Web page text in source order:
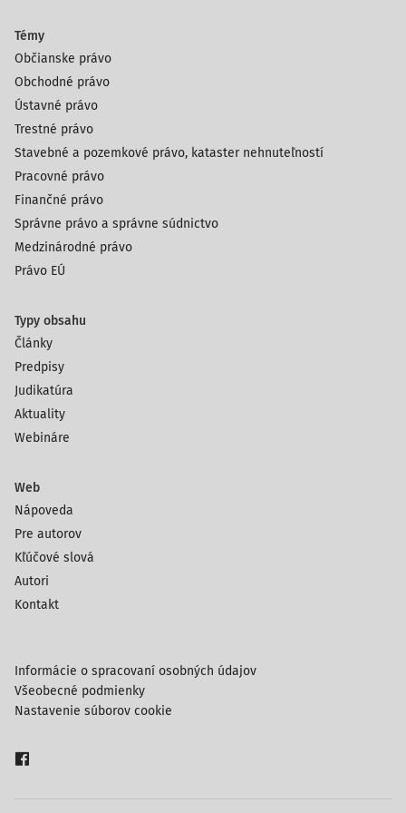
Témy
Občianske právo
Obchodné právo
Ústavné právo
Trestné právo
Stavebné a pozemkové právo, kataster nehnuteľností
Pracovné právo
Finančné právo
Správne právo a správne súdnictvo
Medzinárodné právo
Právo EÚ
Typy obsahu
Články
Predpisy
Judikatúra
Aktuality
Webináre
Web
Nápoveda
Pre autorov
Kľúčové slová
Autori
Kontakt
Informácie o spracovaní osobných údajov
Všeobecné podmienky
Nastavenie súborov cookie